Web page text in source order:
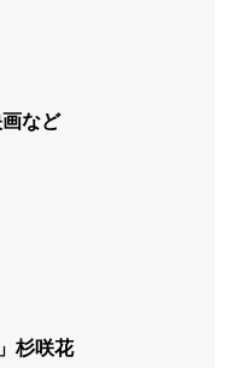
など
杉咲花